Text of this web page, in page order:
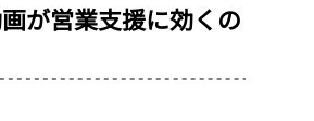
が営業支援に効くの